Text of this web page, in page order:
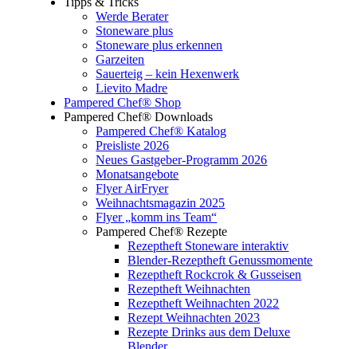
Werde Berater
Stoneware plus
Stoneware plus erkennen
Garzeiten
Sauerteig – kein Hexenwerk
Lievito Madre
Pampered Chef® Shop
Pampered Chef® Downloads
Pampered Chef® Katalog
Preisliste 2026
Neues Gastgeber-Programm 2026
Monatsangebote
Flyer AirFryer
Weihnachtsmagazin 2025
Flyer „komm ins Team“
Pampered Chef® Rezepte
Rezeptheft Stoneware interaktiv
Blender-Rezeptheft Genussmomente
Rezeptheft Rockcrok & Gusseisen
Rezeptheft Weihnachten
Rezeptheft Weihnachten 2022
Rezept Weihnachten 2023
Rezepte Drinks aus dem Deluxe
Blender